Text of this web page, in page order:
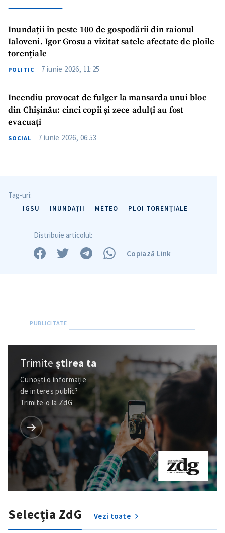
Inundații în peste 100 de gospodării din raionul
Ialoveni. Igor Grosu a vizitat satele afectate de ploile
torențiale
POLITIC 7 iunie 2026, 11:25
Incendiu provocat de fulger la mansarda unui bloc
din Chișinău: cinci copii și zece adulți au fost
evacuați
SOCIAL 7 iunie 2026, 06:53
Tag-uri:
IGSU INUNDAȚII METEO PLOI TORENȚIALE
Distribuie articolul:
Copiază Link
Trimiteștirea ta
Cunoști o informație
de interes public?
Trimite-o la ZdG
Selecția ZdG Vezi toate